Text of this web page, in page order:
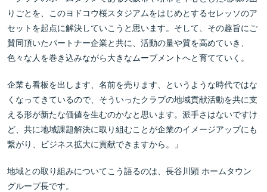
りごとを、このヨドコウ桜スタジアムをはじめとするセレッソのア
セットを起点に解決していこうと思います。そして、その趣旨にご
賛同頂いたパートナー企業と共に、活動の量や質を高めていき、
色々な人を巻き込みながら大きなムーブメントへと育てていく。
企業も看板を出します、名前を売ります、というような時代ではな
くなってきているので、そういったクラブの地域貢献活動を共に支
える形が新たな価値を生むのかなと思います。派手さはないですけ
ど、共に地域課題解決に取り組むことが企業のイメージアップにも
繋がり、ビジネス拡大に貢献できますから。」
地域との取り組みについてこう語るのは、長谷川顕 ホームタウン
グループ長です。